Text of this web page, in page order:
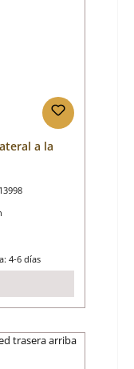
a la
4-6 días